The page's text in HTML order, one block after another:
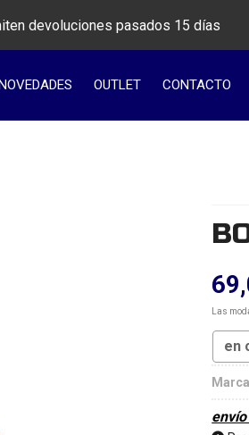
devoluciones pasados 15 días
NOVEDADES OUTLET CONTACTO
Las
en
envío